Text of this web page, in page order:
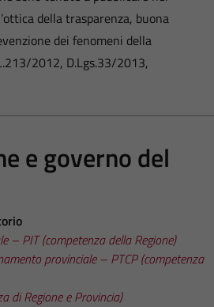
della trasparenza, buona
dei fenomeni della
2012, D.Lgs.33/2013,
e governo del
– PIT (competenza della Regione)
provinciale – PTCP (competenza
di Regione e Provincia)